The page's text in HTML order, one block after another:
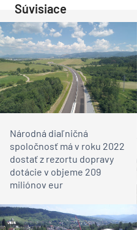
Súvisiace
Národná diaľničná
spoločnosť má v roku 2022
dostať z rezortu dopravy
dotácie v objeme 209
miliónov eur